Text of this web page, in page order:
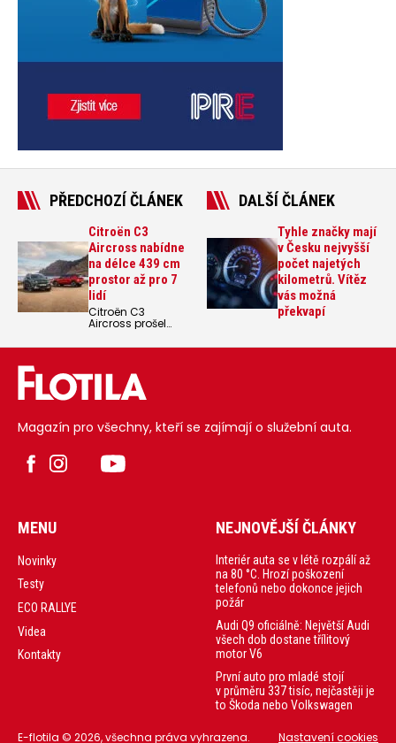
PŘEDCHOZÍ ČLÁNEK
Citroën C3
Aircross nabídne
na délce 439 cm
prostor až pro 7
lidí
Citroën C3
Aircross prošel
obměnou. Má
radikálně
upravený vzhled.
DALŠÍ ČLÁNEK
Tyhle značky mají
v Česku nejvyšší
počet najetých
kilometrů. Vítěz
vás možná
překvapí
Magazín pro všechny, kteří se zajímají o služební auta.
MENU
Novinky
Testy
ECO RALLYE
Videa
Kontakty
NEJNOVĚJŠÍ ČLÁNKY
Interiér auta se v létě rozpálí až
na 80 °C. Hrozí poškození
telefonů nebo dokonce jejich
požár
Audi Q9 oficiálně: Největší Audi
všech dob dostane třílitový
motor V6
První auto pro mladé stojí
v průměru 337 tisíc, nejčastěji je
to Škoda nebo Volkswagen
E-flotila © 2026, všechna práva vyhrazena. Nastavení cookies